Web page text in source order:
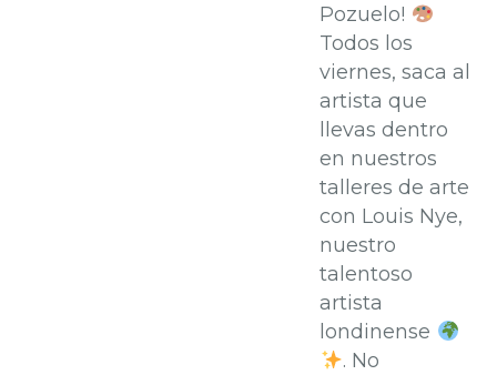
Pozuelo!
Todos los
viernes, saca al
artista que
llevas dentro
en nuestros
talleres de arte
con Louis Nye,
nuestro
talentoso
artista
londinense
. No